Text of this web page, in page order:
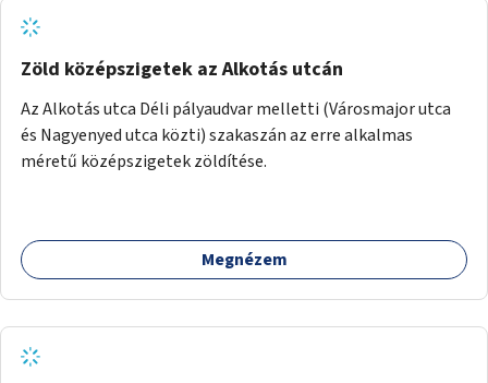
Zöld középszigetek az Alkotás utcán
Az Alkotás utca Déli pályaudvar melletti (Városmajor utca
és Nagyenyed utca közti) szakaszán az erre alkalmas
méretű középszigetek zöldítése.
Megnézem